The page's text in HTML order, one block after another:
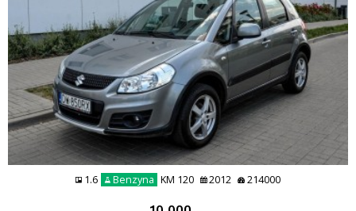
1.6 Benzyna KM 120 2012 214000